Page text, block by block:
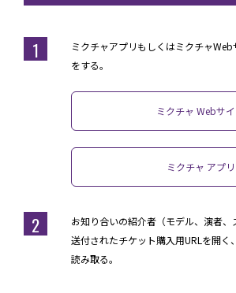
1
ミクチャアプリもしくはミクチャ
をする。
ミクチャ Webサ
ミクチャ アプリ
2
お知り合いの紹介者（モデル、演者、
送付されたチケット購入用URLを開く
読み取る。